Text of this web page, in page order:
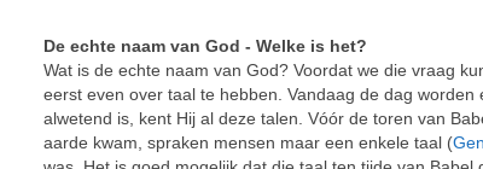
De echte naam van God - Welke is het?
Wat is de echte naam van God? Voordat we die vraag
eerst even over taal te hebben. Vandaag de dag worden
alwetend is, kent Hij al deze talen. Vóór de toren van
aarde kwam, spraken mensen maar een enkele taal (